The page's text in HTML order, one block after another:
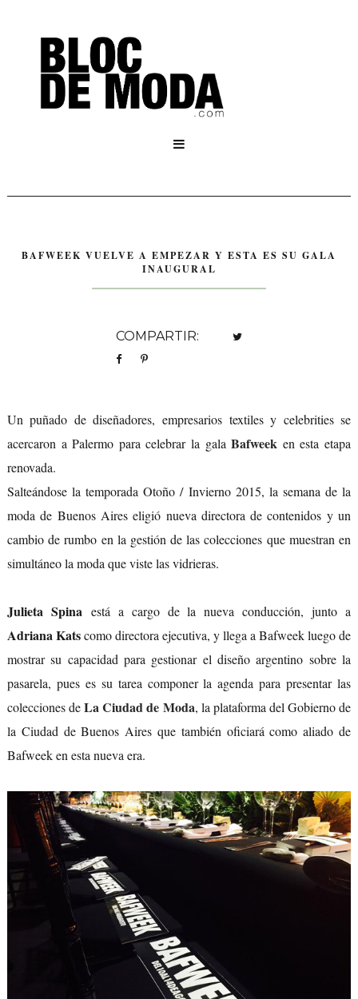

BAFWEEK VUELVE A EMPEZAR Y ESTA ES SU GALA
INAUGURAL
COMPARTIR:
Un puñado de diseñadores, empresarios textiles y celebrities se
acercaron a Palermo para celebrar la galaBafweek en esta etapa
renovada.
Salteándose la temporada Otoño / Invierno 2015, la semana de la
moda de Buenos Aires eligió nueva directora de contenidos y un
cambio de rumbo en la gestión de las colecciones que muestran en
simultáneo la moda que viste las vidrieras.
Julieta Spinaestá a cargo de la nueva conducción, junto a
Adriana Katscomo directora ejecutiva, y llega a Bafweek luego de
mostrar su capacidad para gestionar el diseño argentino sobre la
pasarela, pues es su tarea componer la agenda para presentar las
colecciones deLa Ciudad de Moda, la plataforma del Gobierno de
la Ciudad de Buenos Aires que también oficiará como aliado de
Bafweek en esta nueva era.